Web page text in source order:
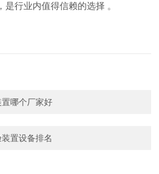
行业内值得信赖的选择 。
哪个厂家好
置设备排名